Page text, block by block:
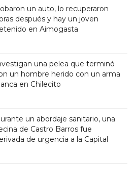
un auto, lo recuperaron
después y hay un joven
en Aimogasta
una pelea que terminó
un hombre herido con un arma
en Chilecito
un abordaje sanitario, una
de Castro Barros fue
de urgencia a la Capital